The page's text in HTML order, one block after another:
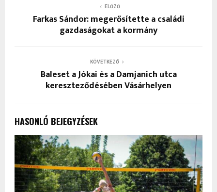
ELŐZŐ
Farkas Sándor: megerősítette a családi
gazdaságokat a kormány
KÖVETKEZŐ
Baleset a Jókai és a Damjanich utca
kereszteződésében Vásárhelyen
HASONLÓ BEJEGYZÉSEK